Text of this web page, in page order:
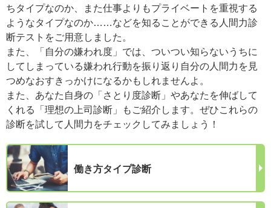
ちタイプなのか、また仕事よりもプライベートを重視する
ようなタイプなのか……などを知ることができる人間力診
断テストをご用意しました。
また、「自分の嫌われ度」では、ついつい知らないうちに
してしまっている嫌われ行動を振り返り自分の人間力を見
つめなおすきっかけになるかもしれませんよ。
また、あなた自身の「さとり度診断」やあなたを伸ばして
くれる「理想の上司診断」もご紹介します。ぜひこれらの
診断を試して人間力をチェックしてみましょう！
働き方タイプ診断